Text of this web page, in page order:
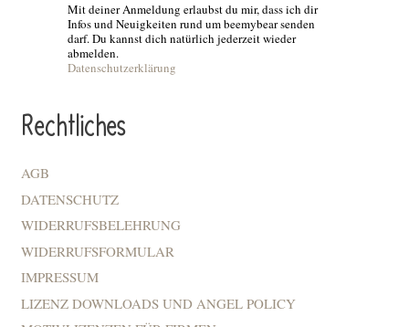
Mit deiner Anmeldung erlaubst du mir, dass ich dir
Infos und Neuigkeiten rund um beemybear senden
darf. Du kannst dich natürlich jederzeit wieder
abmelden.
Datenschutzerklärung
Rechtliches
AGB
DATENSCHUTZ
WIDERRUFSBELEHRUNG
WIDERRUFSFORMULAR
IMPRESSUM
LIZENZ DOWNLOADS UND ANGEL POLICY